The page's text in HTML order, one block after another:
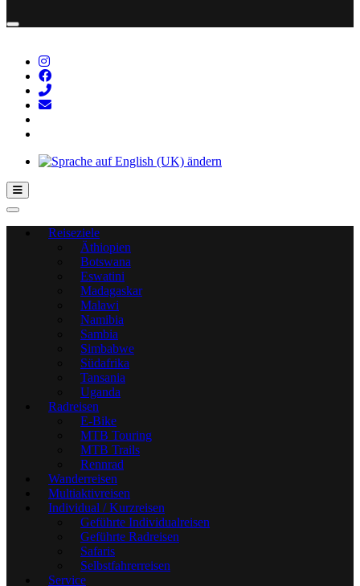
Hamburger Toggle-Menü
Reiseziele
Äthiopien
Botswana
Eswatini
Madagaskar
Malawi
Namibia
Sambia
Simbabwe
Südafrika
Tansania
Uganda
Radreisen
E-Bike
MTB Touring
MTB Trails
Rennrad
Wanderreisen
Multiaktivreisen
Individual / Kurzreisen
Geführte Individualreisen
Geführte Radreisen
Safaris
Selbstfahrerreisen
Service